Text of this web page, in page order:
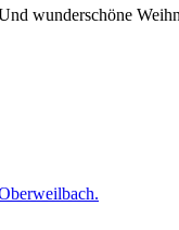
wunderschöne